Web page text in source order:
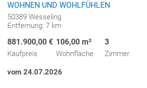
WOHNEN UND WOHLFÜHLEN
50389 Wesseling
Entfernung: 7 km
881.900,00 €
Kaufpreis
106,00 m²
Wohnfläche
3
Zimmer
vom 24.07.2026